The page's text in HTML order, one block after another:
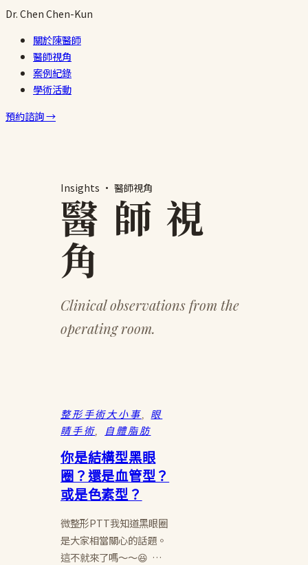
跳
Dr.ChenChen-Kun
關於陳醫師
醫師視角
案例紀錄
學術活動
預約諮詢 →
Insights · 醫師視角
醫 師 視
角
Clinical observations from the
operating room.
整形手術大小事
眼
睛手術
自體脂肪
你是結構型黑眼
圈？還是血管型？
或是色素型？
微整形PTT我知道黑眼圈
是大家相當關心的話題。
這不就來了嗎～～😆 …